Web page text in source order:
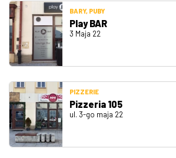
BARY, PUBY
Play BAR
3 Maja 22
PIZZERIE
Pizzeria 105
ul. 3-go maja 22